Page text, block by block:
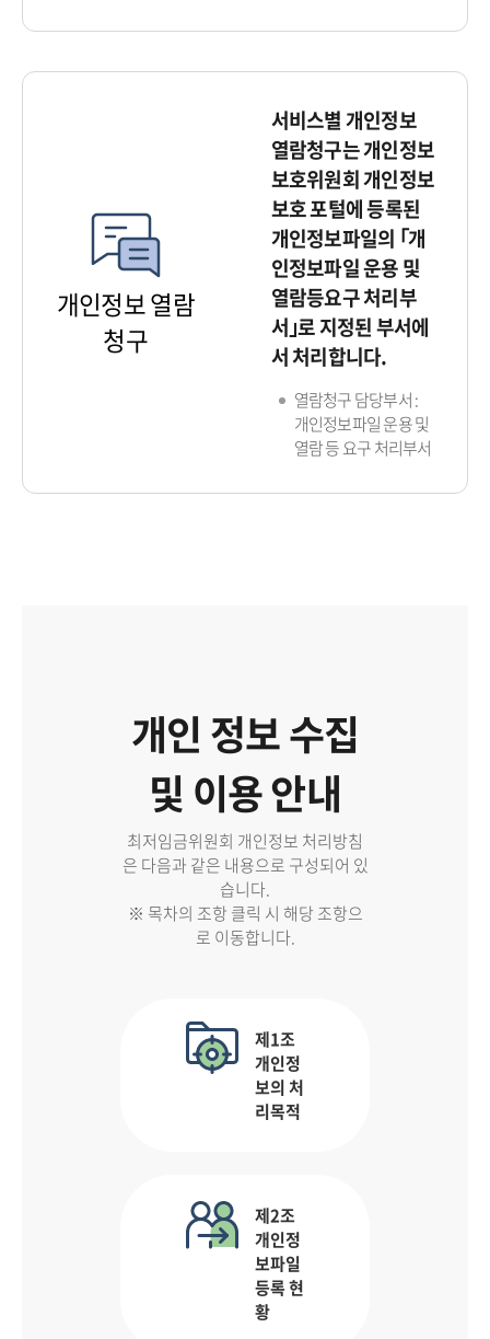
개인정보 열람
청구
서비스별 개인정보
열람청구는 개인정보
보호위원회 개인정보
보호 포털에 등록된
개인정보파일의 ｢개
인정보파일 운용 및
열람등요구 처리부
서｣로 지정된 부서에
서 처리합니다.
열람청구 담당부서 :
개인정보파일 운용 및
열람 등 요구 처리부서
개인 정보 수집
및 이용 안내
최저임금위원회 개인정보 처리방침
은 다음과 같은 내용으로 구성되어 있
습니다.
※ 목차의 조항 클릭 시 해당 조항으
로 이동합니다.
제1조
개인정
보의 처
리목적
제2조
개인정
보파일
등록 현
황